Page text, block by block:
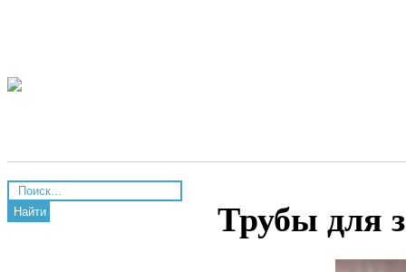
Найти Трубы для